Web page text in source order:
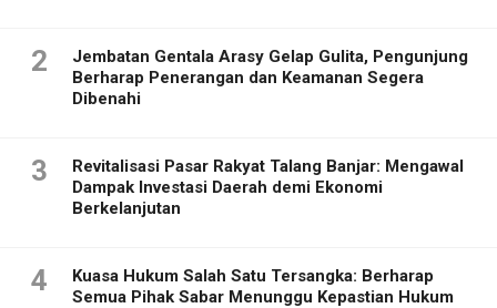
2
Jembatan Gentala Arasy Gelap Gulita, Pengunjung
Berharap Penerangan dan Keamanan Segera
Dibenahi
3
Revitalisasi Pasar Rakyat Talang Banjar: Mengawal
Dampak Investasi Daerah demi Ekonomi
Berkelanjutan
4
Kuasa Hukum Salah Satu Tersangka: Berharap
Semua Pihak Sabar Menunggu Kepastian Hukum